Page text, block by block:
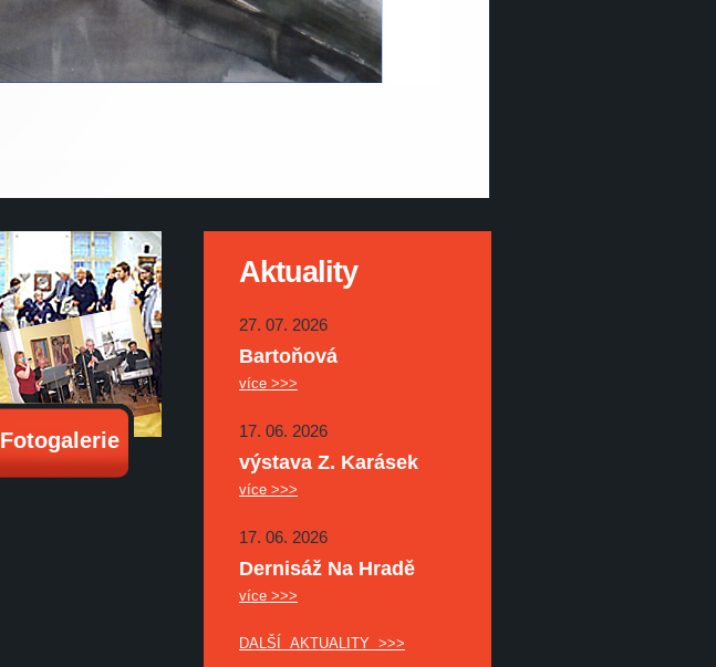
Fotogalerie
Aktuality
27. 07. 2026
Bartoňová
více >>>
17. 06. 2026
výstava Z. Karásek
více >>>
17. 06. 2026
Dernisáž Na Hradě
více >>>
DALŠÍ AKTUALITY >>>